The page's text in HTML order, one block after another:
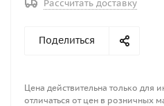
Рассчитать доставку
Поделиться
Цена действительна только для
отличаться от цен в розничных